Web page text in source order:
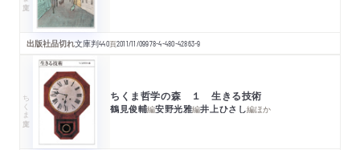
出版社品切れ文庫判440頁2011/11/09978-4-480-42863-9
ちくま文庫 ちくま哲学の森 １ 生きる技術
鶴見俊輔編安野光雅編井上ひさし編ほか